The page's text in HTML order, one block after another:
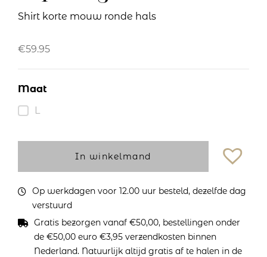
Shirt korte mouw ronde hals
€59.95
Maat
L
In winkelmand
Op werkdagen voor 12.00 uur besteld, dezelfde dag
verstuurd
Gratis bezorgen vanaf €50,00, bestellingen onder
de €50,00 euro €3,95 verzendkosten binnen
Nederland. Natuurlijk altijd gratis af te halen in de